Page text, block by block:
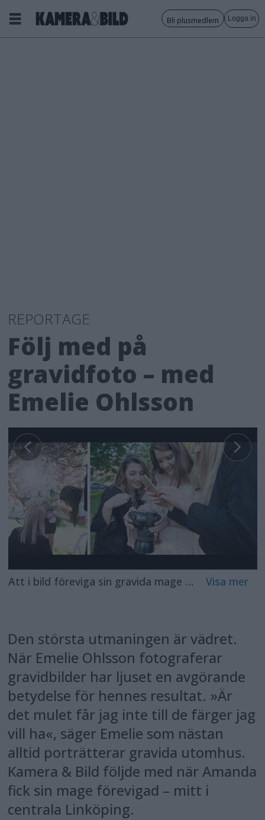
Bli plusmedlem Logga in
REPORTAGE
Följ med på
gravidfoto – med
Emelie Ohlsson
Att i bild föreviga sin gravida mage blir en allt vanligare typ av porträttfotografering. Kamera & Bild är med när fotografen Emelie Ohlsson, med hjälp av en stor mängd blommor och ett mjukt kvällsljus, fotograferar Amanda Halvarsson Lindells mage. Efter några första testbilder tittar Emelie på resultatet och utbrister »det blir så bra«. Makeup-artisten Vanesa Hagenbach och assistenten Sofie Wiberg vill också få en glimt av bilderna. Foto: Johan Wessel
Den största utmaningen är vädret.
När Emelie Ohlsson fotograferar
gravidbilder har ljuset en avgörande
betydelse för hennes resultat. »Är
det mulet får jag inte till de färger jag
vill ha«, säger Emelie som nästan
alltid porträtterar gravida utomhus.
Kamera & Bild följde med när Amanda
fick sin mage förevigad – mitt i
centrala Linköping.